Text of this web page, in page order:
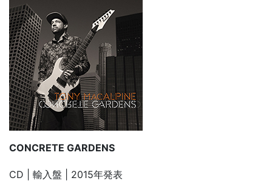
CONCRETE GARDENS
CD | 輸入盤 | 2015年発表